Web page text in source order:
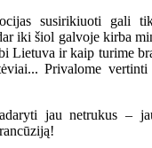
susirikiuoti gali
iki šiol galvoje kirba
Lietuva ir kaip turime
Privalome
jau netrukus –